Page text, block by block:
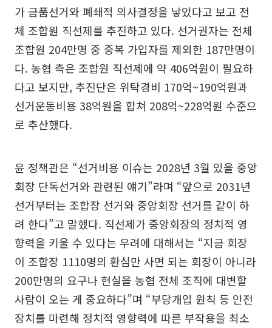
가 금품선거와 폐쇄적 의사결정을 낳았다고 보고 전
체 조합원 직선제를 추진하고 있다. 선거권자는 전체
조합원 204만명 중 중복 가입자를 제외한 187만명이
다. 농협 측은 조합원 직선제에 약 406억원이 필요하
다고 보지만, 추진단은 위탁경비 170억~190억원과
선거운동비용 38억원을 합쳐 208억~228억원 수준으
로 추산했다.
윤 정책관은 “선거비용 이슈는 2028년 3월 있을 중앙
회장 단독선거와 관련된 얘기”라며 “앞으로 2031년
선거부터는 조합장 선거와 중앙회장 선거를 같이 하
려 한다”고 말했다. 직선제가 중앙회장의 정치적 영
향력을 키울 수 있다는 우려에 대해서는 “지금 회장
이 조합장 1110명의 환심만 사면 되는 회장이 아니라
200만명의 요구나 현실을 농협 전체 조직에 대변할
사람이 오는 게 중요하다”며 “부당개입 원칙 등 안전
장치를 마련해 정치적 영향력에 따른 부작용을 최소